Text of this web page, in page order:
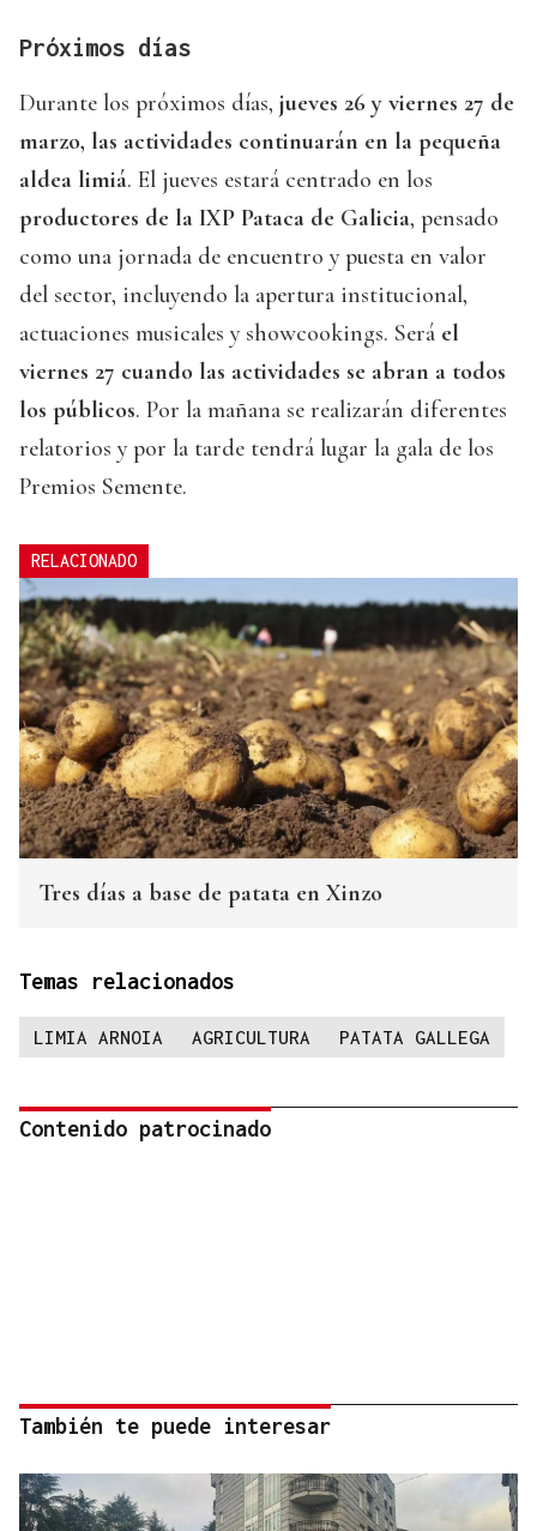
Próximos días
Durante los próximos días, jueves 26 y viernes 27 de
marzo, las actividades continuarán en la pequeña
aldea limiá. El jueves estará centrado en los
productores de la IXP Pataca de Galicia, pensado
como una jornada de encuentro y puesta en valor
del sector, incluyendo la apertura institucional,
actuaciones musicales y showcookings. Será el
viernes 27 cuando las actividades se abran a todos
los públicos. Por la mañana se realizarán diferentes
relatorios y por la tarde tendrá lugar la gala de los
Premios Semente.
RELACIONADO
Tres días a base de patata en Xinzo
Temas relacionados
LIMIA ARNOIA AGRICULTURA PATATA GALLEGA
Contenido patrocinado
También te puede interesar